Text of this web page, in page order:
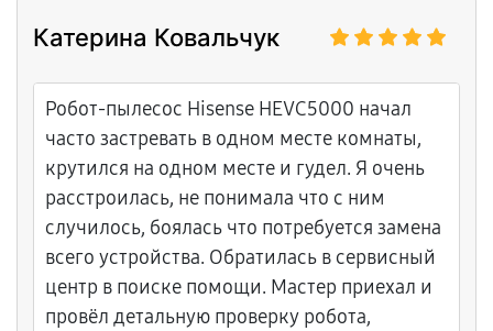
Катерина Ковальчук
Робот-пылесос Hisense HEVC5000 начал
часто застревать в одном месте комнаты,
крутился на одном месте и гудел. Я очень
расстроилась, не понимала что с ним
случилось, боялась что потребуется замена
всего устройства. Обратилась в сервисный
центр в поиске помощи. Мастер приехал и
провёл детальную проверку робота,